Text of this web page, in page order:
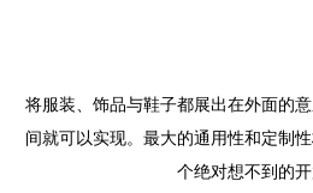
将服装、饰品与鞋子都展出在外面的
间就可以实现。最大的通用性和定制
个绝对想不到的开